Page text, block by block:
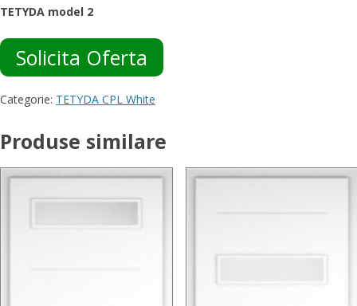
TETYDA model 2
Solicita Oferta
Categorie: TETYDA CPL White
Produse similare